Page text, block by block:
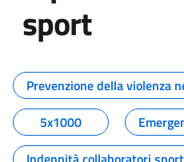
sport
Tutti i contenuti
Prevenzione della violenza
5x1000